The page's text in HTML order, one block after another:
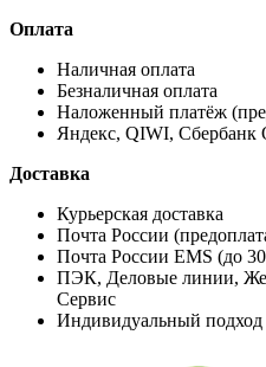
Оплата
Наличная оплата
Безналичная оплата
Наложенный платёж
Яндекс, QIWI, Сбербанк
Доставка
Курьерская доставка
Почта России
Почта России EMS (до
ПЭК, Деловые линии,
Сервис
Индивидуальный подход